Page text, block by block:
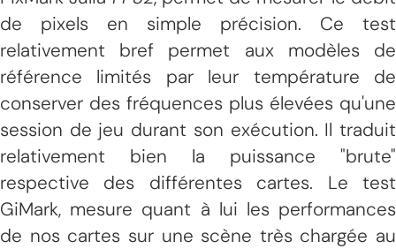
de pixels en simple précision. Ce test
relativement bref permet aux modèles de
référence limités par leur température de
conserver des fréquences plus élevées qu'une
session de jeu durant son exécution. Il traduit
relativement bien la puissance "brute"
respective des différentes cartes. Le test
GiMark, mesure quant à lui les performances
de nos cartes sur une scène très chargée au